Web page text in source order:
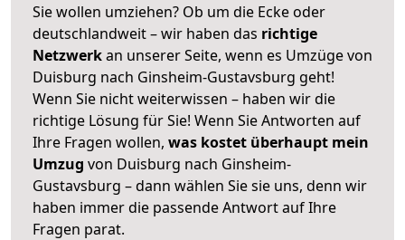
Sie wollen umziehen? Ob um die Ecke oder
deutschlandweit – wir haben das richtige
Netzwerkan unserer Seite, wenn es Umzüge von
Duisburg nach Ginsheim-Gustavsburg geht!
Wenn Sie nicht weiterwissen – haben wir die
richtige Lösung für Sie! Wenn Sie Antworten auf
Ihre Fragen wollen, was kostet überhaupt mein
Umzug von Duisburg nach Ginsheim-
Gustavsburg – dann wählen Sie sie uns, denn wir
haben immer die passende Antwort auf Ihre
Fragen parat.